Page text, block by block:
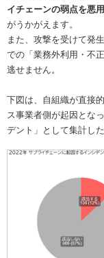
イチェーンの弱点を悪
がうかがえます。
また、攻撃を受けて発
での「業務外利用・不
逃せません。
下図は、自組織が直接
ス事業者側が起因とな
デント」として集計した